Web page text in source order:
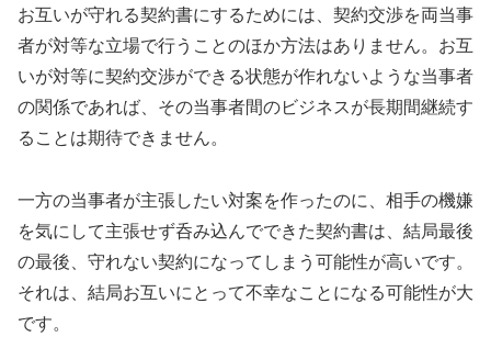
お互いが守れる契約書にするためには、契約交渉を両当事
者が対等な立場で行うことのほか方法はありません。お互
いが対等に契約交渉ができる状態が作れないような当事者
の関係であれば、その当事者間のビジネスが長期間継続す
ることは期待できません。
一方の当事者が主張したい対案を作ったのに、相手の機嫌
を気にして主張せず呑み込んでできた契約書は、結局最後
の最後、守れない契約になってしまう可能性が高いです。
それは、結局お互いにとって不幸なことになる可能性が大
です。